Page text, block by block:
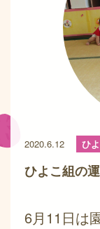
2020.6.12 ひ
ひよこ組の
6月11日は